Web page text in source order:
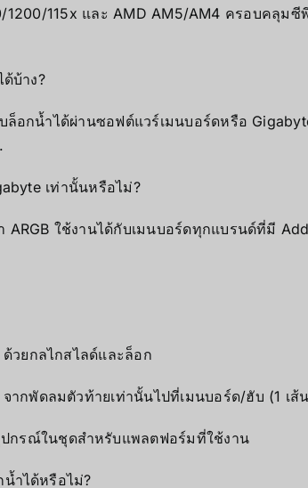
1200/115x และ AMD AM5/AM4 ครอบคลุม
บ้าง?
อกน้ำได้ผ่านซอฟต์แวร์เมนบอร์ดหรือ
เท่านั้นหรือไม่?
ใช้งานได้กับเมนบอร์ดทุกแบรนด์ที่มี
วยกลไกสไลด์และล็อก
จากพัดลมตัวท้ายเท่านั้นไปที่เมนบอร์ด/ฮับ (1 เส้
กรณ์ในชุดสำหรับแพลตฟอร์มที่ใช้งาน
ำได้หรือไม่?